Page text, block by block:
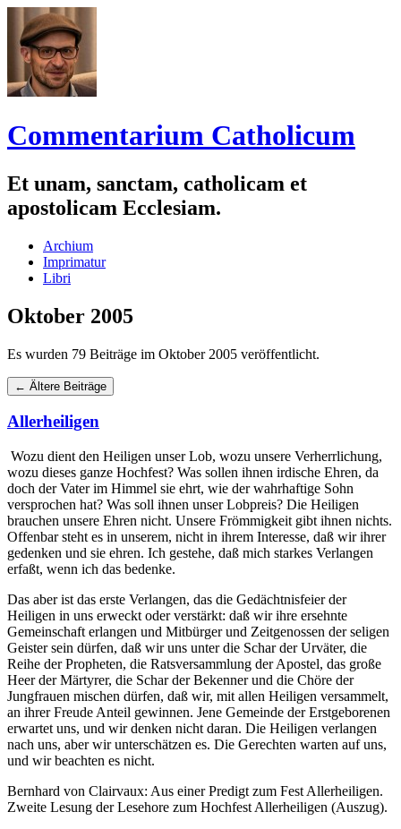
Commentarium Catholicum
Et unam, sanctam, catholicam et
apostolicam Ecclesiam.
Zum
Inhalt
springen
Archium
Imprimatur
Libri
Oktober 2005
Es wurden 79 Beiträge im Oktober 2005 veröffentlicht.
Navigation
← Ältere Beiträge
Allerheiligen
Wozu dient den Heiligen unser Lob, wozu unsere Verherrlichung,
wozu dieses ganze Hochfest? Was sollen ihnen irdische Ehren, da
doch der Vater im Himmel sie ehrt, wie der wahrhaftige Sohn
versprochen hat? Was soll ihnen unser Lobpreis? Die Heiligen
brauchen unsere Ehren nicht. Unsere Frömmigkeit gibt ihnen nichts.
Offenbar steht es in unserem, nicht in ihrem Interesse, daß wir ihrer
gedenken und sie ehren. Ich gestehe, daß mich starkes Verlangen
erfaßt, wenn ich das bedenke.
Das aber ist das erste Verlangen, das die Gedächtnisfeier der
Heiligen in uns erweckt oder verstärkt: daß wir ihre ersehnte
Gemeinschaft erlangen und Mitbürger und Zeitgenossen der seligen
Geister sein dürfen, daß wir uns unter die Schar der Urväter, die
Reihe der Propheten, die Ratsversammlung der Apostel, das große
Heer der Märtyrer, die Schar der Bekenner und die Chöre der
Jungfrauen mischen dürfen, daß wir, mit allen Heiligen versammelt,
an ihrer Freude Anteil gewinnen. Jene Gemeinde der Erstgeborenen
erwartet uns, und wir denken nicht daran. Die Heiligen verlangen
nach uns, aber wir unterschätzen es. Die Gerechten warten auf uns,
und wir beachten es nicht.
Bernhard von Clairvaux: Aus einer Predigt zum Fest Allerheiligen.
Zweite Lesung der Lesehore zum Hochfest Allerheiligen (Auszug).